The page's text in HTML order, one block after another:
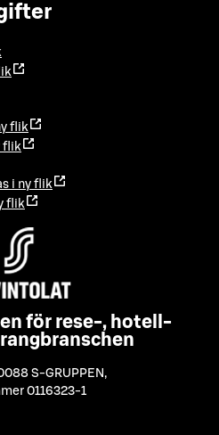
flik
flik
i ny flik
flik
för rese-, hotell-
S-GRUPPEN ,
0116323-1